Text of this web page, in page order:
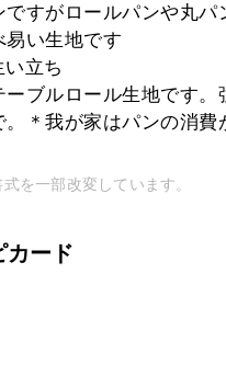
ですがロールパンや丸
易い生地です
立ち
ーブルロール生地です
＊我が家はパンの消
を一部改変しています。
カード